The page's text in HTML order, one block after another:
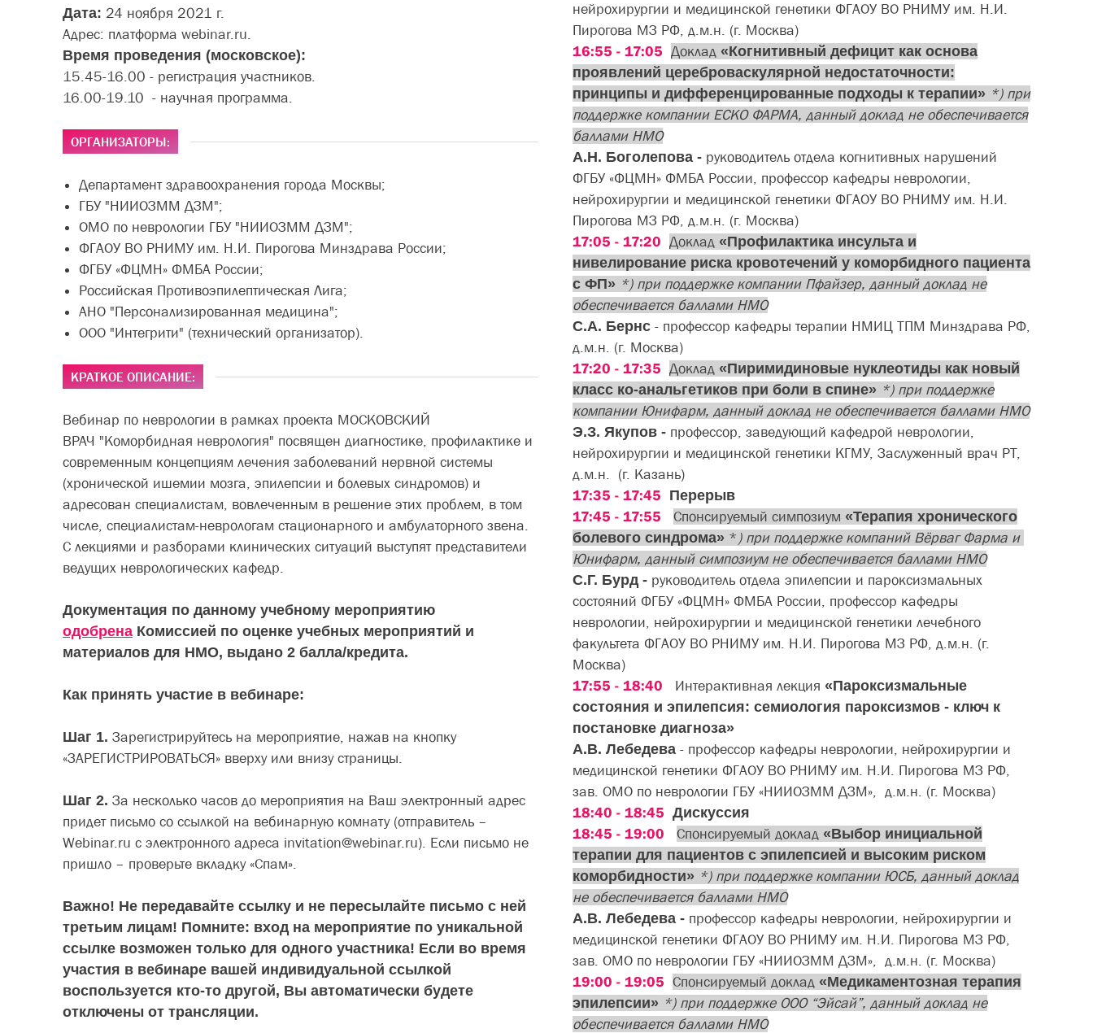
Дата: 24 ноября 2021 г.
Адрес: платформа webinar.ru.
Время проведения (московское):
15.45-16.00 - регистрация участников.
16.00-19.10 - научная программа.
ОРГАНИЗАТОРЫ:
Департамент здравоохранения города Москвы;
ГБУ "НИИОЗММ ДЗМ";
ОМО по неврологии ГБУ "НИИОЗММ ДЗМ";
ФГАОУ ВО РНИМУ им. Н.И. Пирогова Минздрава России;
ФГБУ «ФЦМН» ФМБА России;
Российская Противоэпилептическая Лига;
АНО "Персонализированная медицина";
ООО "Интегрити" (технический организатор).
КРАТКОЕ ОПИСАНИЕ:
Вебинар по неврологии в рамках проекта МОСКОВСКИЙ
ВРАЧ "Коморбидная неврология" посвящен диагностике, профилактике и
современным концепциям лечения заболеваний нервной системы
(хронической ишемии мозга, эпилепсии и болевых синдромов) и
адресован специалистам, вовлеченным в решение этих проблем, в том
числе, специалистам-неврологам стационарного и амбулаторного звена.
С лекциями и разборами клинических ситуаций выступят представители
ведущих неврологических кафедр.
Документация по данному учебному мероприятию
одобрена Комиссией по оценке учебных мероприятий и
материалов для НМО, выдано 2 балла/кредита.
Как принять участие в вебинаре:
Шаг 1. Зарегистрируйтесь на мероприятие, нажав на кнопку
«ЗАРЕГИСТРИРОВАТЬСЯ» вверху или внизу страницы.
Шаг 2. За несколько часов до мероприятия на Ваш электронный адрес
придет письмо со ссылкой на вебинарную комнату (отправитель –
Webinar.ru с электронного адреса invitation@webinar.ru). Если письмо не
пришло – проверьте вкладку «Спам».
Важно! Не передавайте ссылку и не пересылайте письмо с ней
третьим лицам! Помните: вход на мероприятие по уникальной
ссылке возможен только для одного участника! Если во время
участия в вебинаре вашей индивидуальной ссылкой
воспользуется кто-то другой, Вы автоматически будете
отключены от трансляции.
нейрохирургии и медицинской генетики ФГАОУ ВО РНИМУ им. Н.И.
Пирогова МЗ РФ, д.м.н. (г. Москва)
16:55 - 17:05 Доклад «​Когнитивный дефицит как основа
проявлений цереброваскулярной недостаточности:
принципы и дифференцированные подходы к терапии» *) при
поддержке компании ЕСКО ФАРМА, данный доклад не обеспечивается
баллами НМО
А.Н. Боголепова - руководитель отдела когнитивных нарушений
ФГБУ «ФЦМН» ФМБА России, профессор кафедры неврологии,
нейрохирургии и медицинской генетики ФГАОУ ВО РНИМУ им. Н.И.
Пирогова МЗ РФ, д.м.н. (г. Москва)
17:05 - 17:20 Доклад «Профилактика инсульта и
нивелирование риска кровотечений у коморбидного пациента
с ФП» *) при поддержке компании Пфайзер, данный доклад не
обеспечивается баллами НМО
С.А. Бернс - профессор кафедры терапии НМИЦ ТПМ Минздрава РФ,
д.м.н. (г. Москва)
17:20 - 17:35 Доклад «​Пиримидиновые нуклеотиды как новый
класс ко-анальгетиков при боли в спине» *) при поддержке
компании Юнифарм, данный доклад не обеспечивается баллами НМО
Э.З. Якупов - профессор, заведующий кафедрой неврологии,
нейрохирургии и медицинской генетики КГМУ, Заслуженный врач РТ,
д.м.н. (г. Казань)
17:35 - 17:45 Перерыв
17:45 - 17:55
Спонсируемый симпозиум «​Терапия хронического
болевого синдрома» * ) при поддержке компаний Вёрваг Фарма и
Юнифарм, данный симпозиум не обеспечивается баллами НМО
С.Г. Бурд - руководитель отдела эпилепсии и пароксизмальных
состояний ФГБУ «ФЦМН» ФМБА России, профессор кафедры
неврологии, нейрохирургии и медицинской генетики лечебного
факультета ФГАОУ ВО РНИМУ им. Н.И. Пирогова МЗ РФ, д.м.н. (г.
Москва)
17:55 - 18:40
Интерактивная лекция «Пароксизмальные
состояния и эпилепсия: семиология пароксизмов - ключ к
постановке диагноза»
А.В. Лебедева - профессор кафедры неврологии, нейрохирургии и
медицинской генетики ФГАОУ ВО РНИМУ им. Н.И. Пирогова МЗ РФ,
зав. ОМО по неврологии ГБУ «НИИОЗММ ДЗМ», д.м.н. (г. Москва)
18:40 - 18:45 Дискуссия
18:45 - 19:00
Спонсируемый доклад «​Выбор инициальной
терапии для пациентов с эпилепсией и высоким риском
коморбидности» *) при поддержке компании ЮСБ, данный доклад
не обеспечивается баллами НМО
А.В. Лебедева - профессор кафедры неврологии, нейрохирургии и
медицинской генетики ФГАОУ ВО РНИМУ им. Н.И. Пирогова МЗ РФ,
зав. ОМО по неврологии ГБУ «НИИОЗММ ДЗМ», д.м.н. (г. Москва)
19:00 - 19:05 Спонсируемый доклад «Медикаментозная терапия
эпилепсии» *) при поддержке ООО “Эйсай”, данный доклад не
обеспечивается баллами НМО